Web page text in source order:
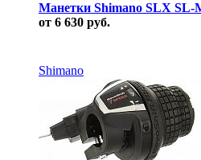
Манетки Shimano SLX SL-
от 6 630 руб.
Shimano